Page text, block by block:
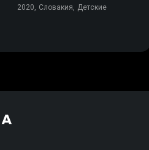
2020, Словакия, Детские